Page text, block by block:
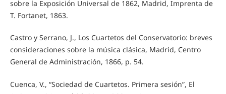
sobre la Exposición Universal de 1862, Madrid, Imprenta de
T. Fortanet, 1863.
Castro y Serrano, J., Los Cuartetos del Conservatorio: breves
consideraciones sobre la música clásica, Madrid, Centro
General de Administración, 1866, p. 54.
Cuenca, V., “Sociedad de Cuartetos. Primera sesión”, El